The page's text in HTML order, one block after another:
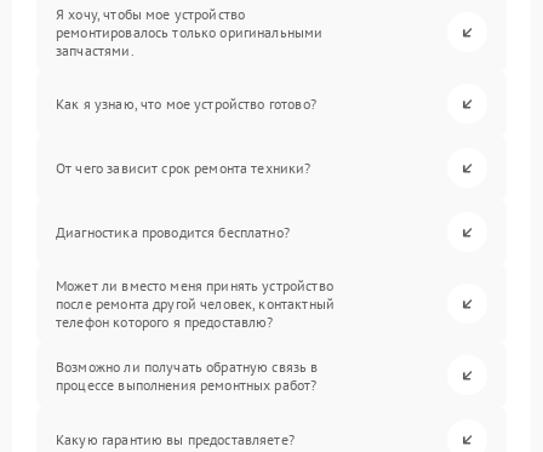
Я хочу, чтобы мое устройство
ремонтировалось только оригинальными
запчастями.
Как я узнаю, что мое устройство готово?
От чего зависит срок ремонта техники?
Диагностика проводится бесплатно?
Может ли вместо меня принять устройство
после ремонта другой человек, контактный
телефон которого я предоставлю?
Возможно ли получать обратную связь в
процессе выполнения ремонтных работ?
Какую гарантию вы предоставляете?